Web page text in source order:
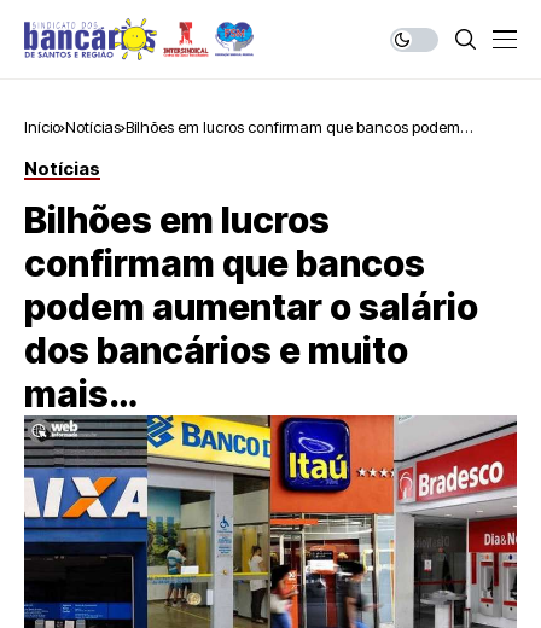
Início Notícias Bilhões em lucros confirmam que bancos podem
Notícias
Bilhões em lucros
confirmam que bancos
podem aumentar o salário
dos bancários e muito
mais…